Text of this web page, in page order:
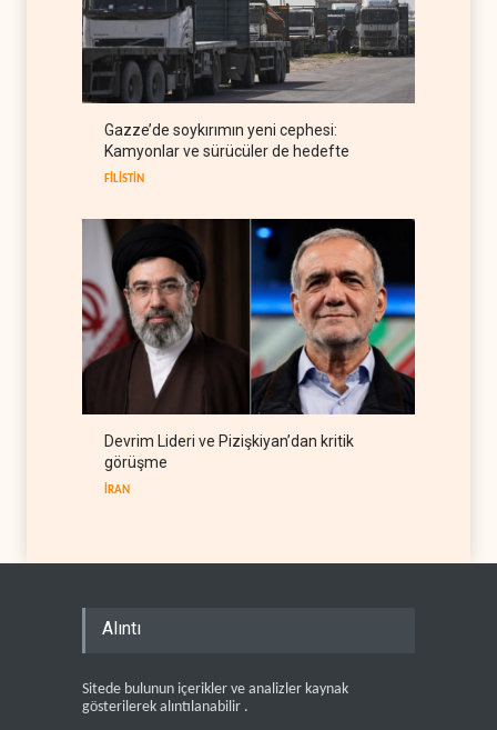
ABD'den Rus petrolünü alan
ülkelere yüzde 100'e varan
gümrük vergisi
RUSYA 09 Ağustos 2026
Demokratlar Trump için azil
süreci yerine soruşturma
Gazze’de soykırımın yeni cephesi:
Kamyonlar ve sürücüler de hedefte
FİLİSTİN
Devrim Lideri ve Pizişkiyan’dan kritik
görüşme
İRAN
Alıntı
Sitede bulunun içerikler ve analizler kaynak
gösterilerek alıntılanabilir .